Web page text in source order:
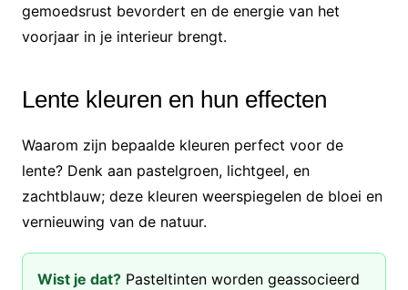
gemoedsrust bevordert en de energie van het
voorjaar in je interieur brengt.
Lente kleuren en hun effecten
Waarom zijn bepaalde kleuren perfect voor de
lente? Denk aan pastelgroen, lichtgeel, en
zachtblauw; deze kleuren weerspiegelen de bloei en
vernieuwing van de natuur.
Wist je dat?Pasteltinten worden geassocieerd